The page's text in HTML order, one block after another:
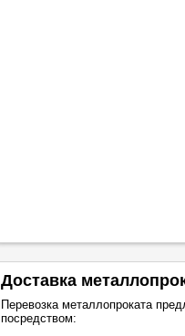
Доставка
Перевозка металлопроката
посредством: